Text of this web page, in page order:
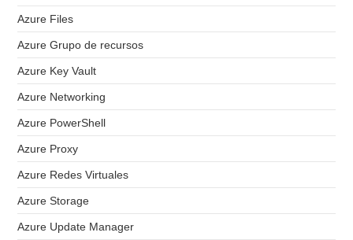
Azure Files
Azure Grupo de recursos
Azure Key Vault
Azure Networking
Azure PowerShell
Azure Proxy
Azure Redes Virtuales
Azure Storage
Azure Update Manager